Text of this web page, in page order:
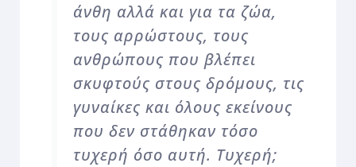
άνθη αλλά και για τα ζώα,
τους αρρώστους, τους
ανθρώπους που βλέπει
σκυφτούς στους δρόμους, τις
γυναίκες και όλους εκείνους
που δεν στάθηκαν τόσο
τυχερή όσο αυτή. Τυχερή;